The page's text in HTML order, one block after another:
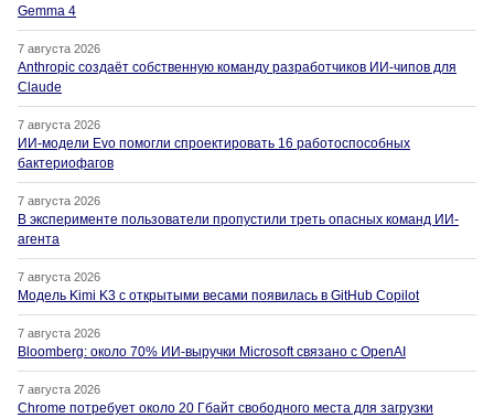
Gemma 4
7 августа 2026
Anthropic создаёт собственную команду разработчиков ИИ-чипов для
Claude
7 августа 2026
ИИ-модели Evo помогли спроектировать 16 работоспособных
бактериофагов
7 августа 2026
В эксперименте пользователи пропустили треть опасных команд ИИ-
агента
7 августа 2026
Модель Kimi K3 с открытыми весами появилась в GitHub Copilot
7 августа 2026
Bloomberg: около 70% ИИ-выручки Microsoft связано с OpenAI
7 августа 2026
Chrome потребует около 20 Гбайт свободного места для загрузки